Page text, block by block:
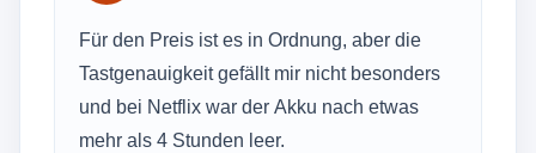
Für den Preis ist es in Ordnung, aber die
Tastgenauigkeit gefällt mir nicht besonders
und bei Netflix war der Akku nach etwas
mehr als 4 Stunden leer.